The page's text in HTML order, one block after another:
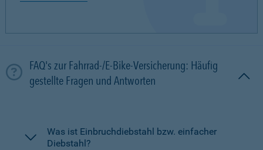
FAQ's zur Fahrrad-/E-Bike-Versicherung: Häufig
gestellte Fragen und Antworten
Was ist Einbruchdiebstahl bzw. einfacher
Diebstahl?